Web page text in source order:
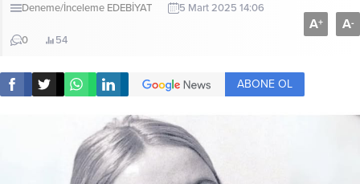
Deneme/İnceleme EDEBİYAT 5 Mart 2025 14:06
0 54
A+ A-
ABONE OL